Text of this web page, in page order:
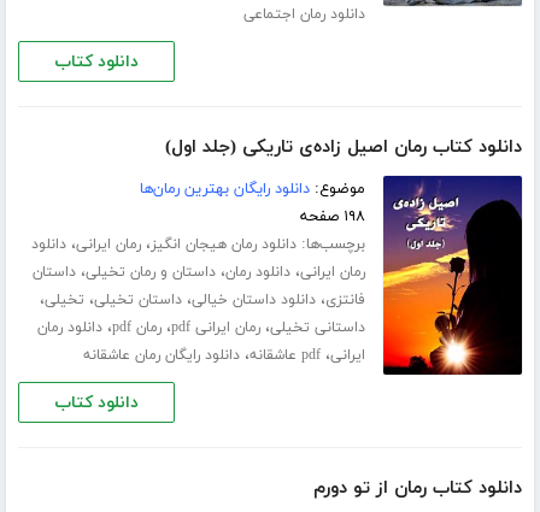
دانلود رمان اجتماعی
دانلود کتاب
دانلود کتاب رمان اصیل زاده‌ی تاریکی (جلد اول)
موضوع:دانلود رایگان بهترین رمان‌ها
۱۹۸ صفحه
برچسب‌ها:دانلود رمان هیجان انگیز،رمان ایرانی،دانلود
رمان ایرانی،دانلود رمان،داستان و رمان تخیلی،داستان
فانتزی،دانلود داستان خیالی،داستان تخیلی، تخیلی،
داستانی تخیلی،رمان ایرانی pdf ،رمان pdf ،دانلود رمان
ایرانی،pdf عاشقانه ،دانلود رایگان رمان عاشقانه
دانلود کتاب
دانلود کتاب رمان از تو دورم